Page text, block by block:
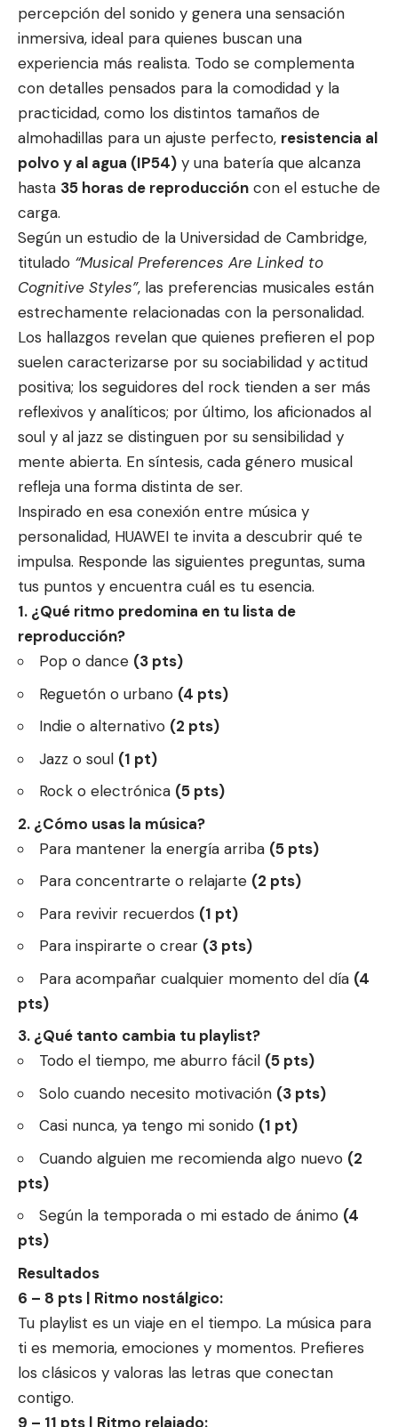
percepción del sonido y genera una sensación
inmersiva, ideal para quienes buscan una
experiencia más realista. Todo se complementa
con detalles pensados para la comodidad y la
practicidad, como los distintos tamaños de
almohadillas para un ajuste perfecto, resistencia al
polvo y al agua (IP54) y una batería que alcanza
hasta 35 horas de reproducción con el estuche de
carga.
Según un estudio de la Universidad de Cambridge,
titulado “Musical Preferences Are Linked to
Cognitive Styles”, las preferencias musicales están
estrechamente relacionadas con la personalidad.
Los hallazgos revelan que quienes prefieren el pop
suelen caracterizarse por su sociabilidad y actitud
positiva; los seguidores del rock tienden a ser más
reflexivos y analíticos; por último, los aficionados al
soul y al jazz se distinguen por su sensibilidad y
mente abierta. En síntesis, cada género musical
refleja una forma distinta de ser.
Inspirado en esa conexión entre música y
personalidad, HUAWEI te invita a descubrir qué te
impulsa. Responde las siguientes preguntas, suma
tus puntos y encuentra cuál es tu esencia.
1. ¿Qué ritmo predomina en tu lista de
reproducción?
Pop o dance (3 pts)
Reguetón o urbano (4 pts)
Indie o alternativo (2 pts)
Jazz o soul (1 pt)
Rock o electrónica (5 pts)
2. ¿Cómo usas la música?
Para mantener la energía arriba (5 pts)
Para concentrarte o relajarte (2 pts)
Para revivir recuerdos (1 pt)
Para inspirarte o crear (3 pts)
Para acompañar cualquier momento del día (4
pts)
3. ¿Qué tanto cambia tu playlist?
Todo el tiempo, me aburro fácil (5 pts)
Solo cuando necesito motivación (3 pts)
Casi nunca, ya tengo mi sonido (1 pt)
Cuando alguien me recomienda algo nuevo (2
pts)
Según la temporada o mi estado de ánimo (4
pts)
Resultados
6 – 8 pts | Ritmo nostálgico:
Tu playlist es un viaje en el tiempo. La música para
ti es memoria, emociones y momentos. Prefieres
los clásicos y valoras las letras que conectan
contigo.
9 – 11 pts | Ritmo relajado: